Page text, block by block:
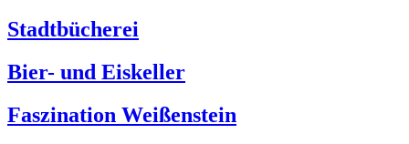
Stadtbücherei
Bier- und Eiskeller
Faszination Weißenstein